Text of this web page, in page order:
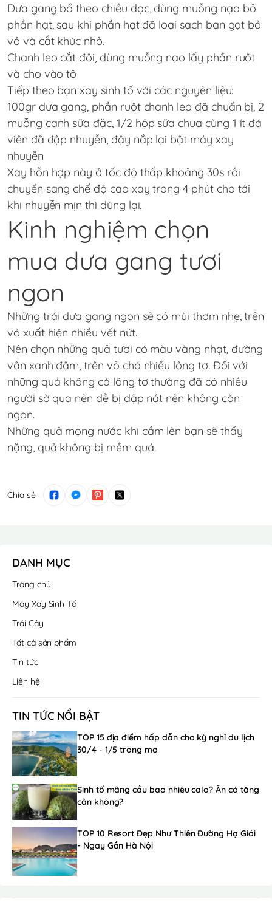
Dưa gang bổ theo chiều dọc, dùng muỗng nạo bỏ
phần hạt, sau khi phần hạt đã loại sạch bạn gọt bỏ
vỏ và cắt khúc nhỏ.
Chanh leo cắt đôi, dùng muỗng nạo lấy phần ruột
và cho vào tô
Tiếp theo bạn xay sinh tố với các nguyên liệu:
100gr dưa gang, phần ruột chanh leo đã chuẩn bị, 2
muỗng canh sữa đặc, 1/2 hộp sữa chua cùng 1 ít đá
viên đã đập nhuyễn, đậy nắp lại bật máy xay
nhuyễn
Xay hỗn hợp này ở tốc độ thấp khoảng 30s rồi
chuyển sang chế độ cao xay trong 4 phút cho tới
khi nhuyễn mịn thì dùng lại.
Kinh nghiệm chọn
mua dưa gang tươi
ngon
Những trái dưa gang ngon sẽ có mùi thơm nhẹ, trên
vỏ xuất hiện nhiều vết nứt.
Nên chọn những quả tươi có màu vàng nhạt, đường
vân xanh đậm, trên vỏ chó nhiều lông tơ. Đối với
những quả không có lông tơ thường đã có nhiều
người sờ qua nên dễ bị dập nát nên không còn
ngon.
Những quả mọng nước khi cầm lên bạn sẽ thấy
nặng, quả không bị mềm quá.
Chia sẻ
DANH MỤC
Trang chủ
Máy Xay Sinh Tố
Trái Cây
Tất cả sản phẩm
Tin tức
Liên hệ
TIN TỨC NỔI BẬT
TOP 15 địa điểm hấp dẫn cho kỳ nghỉ du lịch
30/4 - 1/5 trong mơ
Sinh tố mãng cầu bao nhiêu calo? Ăn có tăng
cân không?
TOP 10 Resort Đẹp Như Thiên Đường Hạ Giới
- Ngay Gần Hà Nội